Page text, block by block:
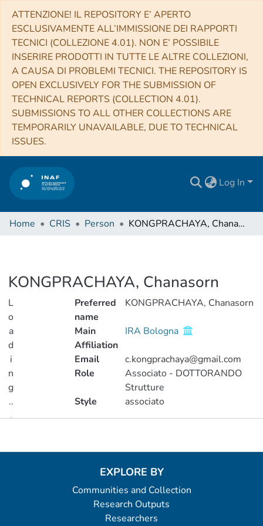
ATTENZIONE! IL REPOSITORY E’ APERTO
ESCLUSIVAMENTE ALL’IMMISSIONE DEI RAPPORTI
TECNICI (COLLEZIONE 4.01). NON E’ POSSIBILE
INSERIRE PRODOTTI IN TUTTE LE ALTRE COLLEZIONI,
A CAUSA DI PROBLEMI TECNICI. THE REPOSITORY IS
OPEN EXCLUSIVELY FOR THE SUBMISSION OF
TECHNICAL REPORTS (COLLECTION 4.01).
SUBMISSIONS TO ALL OTHER COLLECTIONS ARE
TEMPORARILY UNAVAILABLE, DUE TO TECHNICAL
ISSUES.
Log In
Home CRIS Person KONGPRACHAYA, Chanasorn
KONGPRACHAYA, Chanasorn
L
o
a
d
i
n
g
..
.
Preferred
name
KONGPRACHAYA, Chanasorn
Main
Affiliation
IRA Bologna
Email
c.kongprachaya@gmail.com
Role
Associato - DOTTORANDO
Strutture
Style
associato
EXPLORE BY
Communities and Collection
Research Outputs
Researchers